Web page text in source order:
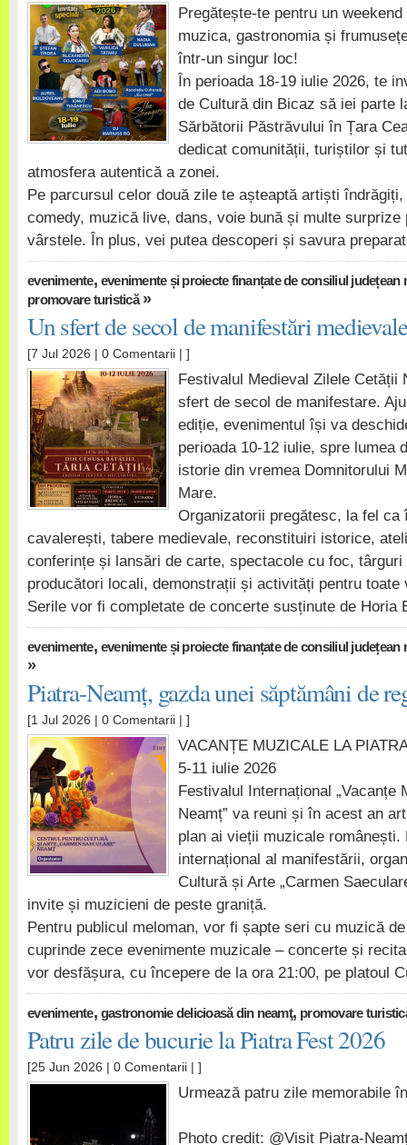
Pregătește-te pentru un
muzica, gastronomia și
într-un singur loc!
În perioada 18-19 iulie 2026, te
de Cultură din Bicaz să iei parte
Sărbătorii Păstrăvului în Țara
dedicat comunității, turiștilor și
atmosfera autentică a zonei.
Pe parcursul celor două zile te așteaptă artiști
comedy, muzică live, dans, voie bună și multe surprize
vârstele. În plus, vei putea descoperi și savura
evenimente, evenimente și proiecte finanțate de consiliul județean
promovare turistică»
Un sfert de secol de manifestări
[7 Jul 2026 | 0 Comentarii | ]
Festivalul Medieval Zilele Cetății
sfert de secol de manifestare.
ediție, evenimentul își va
perioada 10-12 iulie, spre lumea
istorie din vremea Domnitorului
Mare.
Organizatorii pregătesc, la fel ca
cavalerești, tabere medievale, reconstituiri istorice,
conferințe și lansări de carte, spectacole cu foc,
producători locali, demonstrații și activități pentru toate
Serile vor fi completate de concerte susținute de
evenimente, evenimente și proiecte finanțate de consiliul județean
»
Piatra-Neamț, gazda unei săptămâni de
[1 Jul 2026 | 0 Comentarii | ]
VACANȚE MUZICALE LA
5-11 iulie 2026
Festivalul Internațional „Vacanțe
Neamț” va reuni și în acest an
plan ai vieții muzicale românești.
internațional al manifestării,
Cultură și Arte „Carmen
invite și muzicieni de peste graniță.
Pentru publicul meloman, vor fi șapte seri cu muzică
cuprinde zece evenimente muzicale – concerte și
vor desfășura, cu începere de la ora 21:00, pe platoul
evenimente, gastronomie delicioasă din neamţ, promovare
Patru zile de bucurie la Piatra Fest 2026
[25 Jun 2026 | 0 Comentarii | ]
Urmează patru zile memorabile
Photo credit: @Visit Piatra-